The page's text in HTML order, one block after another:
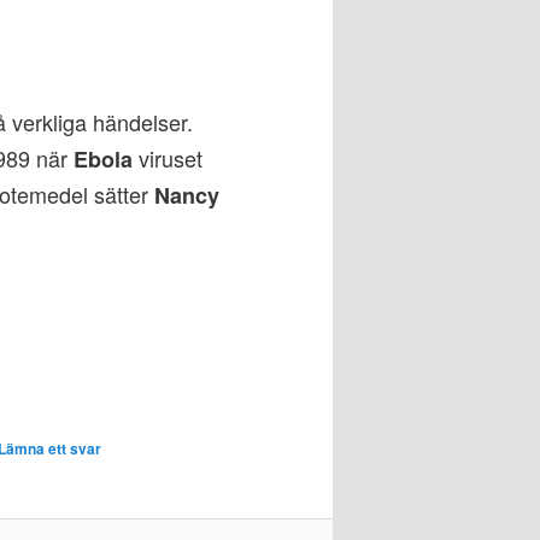
händelser.
när Ebolaviruset
sätter Nancy
ett svar